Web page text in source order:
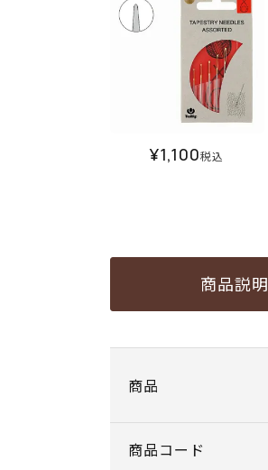
¥1,100税込
商品説明
商品
商品コード